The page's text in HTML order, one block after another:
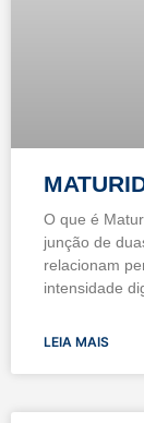
O que é
junção de
relacionam
intensidade
LEIA MAIS